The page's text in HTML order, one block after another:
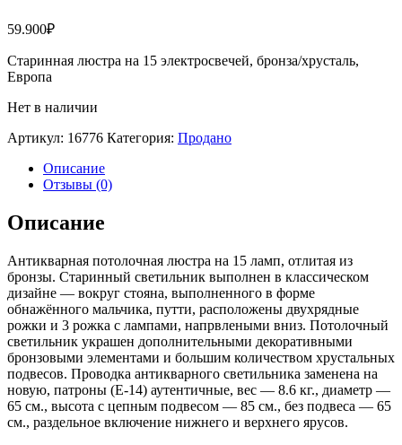
59.900₽
Старинная люстра на 15 электросвечей, бронза/хрусталь,
Европа
Нет в наличии
Артикул: 16776 Категория: Продано
Описание
Отзывы (0)
Описание
Антикварная потолочная люстра на 15 ламп, отлитая из
бронзы. Старинный светильник выполнен в классическом
дизайне — вокруг стояна, выполненного в форме
обнажённого мальчика, путти, расположены двухрядные
рожки и 3 рожка с лампами, напрвлеными вниз. Потолочный
светильник украшен дополнительными декоративными
бронзовыми элементами и большим количеством хрустальных
подвесов. Проводка антикварного светильника заменена на
новую, патроны (Е-14) аутентичные, вес — 8.6 кг., диаметр —
65 см., высота с цепным подвесом — 85 см., без подвеса — 65
см., раздельное включение нижнего и верхнего ярусов.